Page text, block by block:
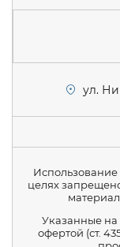
ул.
целях
Указанные на
офертой (ст.